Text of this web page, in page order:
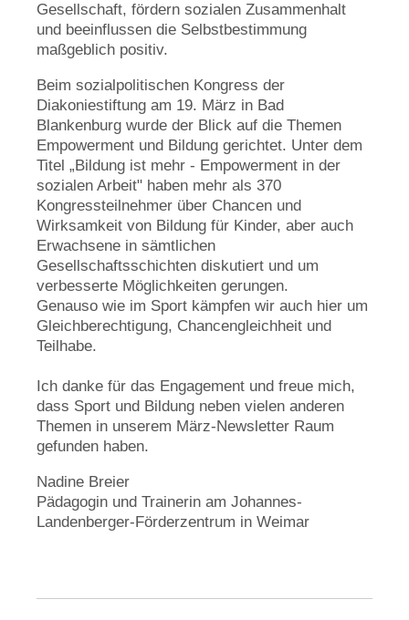
Gesellschaft, fördern sozialen Zusammenhalt
und beeinflussen die Selbstbestimmung
maßgeblich positiv.
Beim sozialpolitischen Kongress der
Diakoniestiftung am 19. März in Bad
Blankenburg wurde der Blick auf die Themen
Empowerment und Bildung gerichtet. Unter dem
Titel „Bildung ist mehr - Empowerment in der
sozialen Arbeit" haben mehr als 370
Kongressteilnehmer über Chancen und
Wirksamkeit von Bildung für Kinder, aber auch
Erwachsene in sämtlichen
Gesellschaftsschichten diskutiert und um
verbesserte Möglichkeiten gerungen.
Genauso wie im Sport kämpfen wir auch hier um
Gleichberechtigung, Chancengleichheit und
Teilhabe.
Ich danke für das Engagement und freue mich,
dass Sport und Bildung neben vielen anderen
Themen in unserem März-Newsletter Raum
gefunden haben.
Nadine Breier
Pädagogin und Trainerin am Johannes-
Landenberger-Förderzentrum in Weimar